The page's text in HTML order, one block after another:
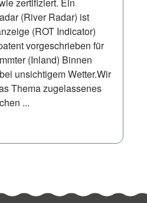
(River Radar) ist
(ROT Indicator)
vorgeschrieben für
(Inland) Binnen
unsichtigem Wetter.Wir
Thema zugelassenes
...